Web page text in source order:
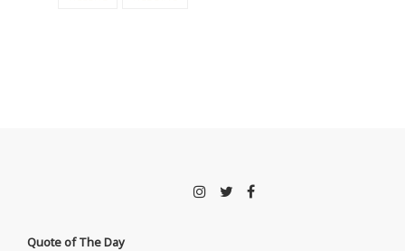
Quote of The Day